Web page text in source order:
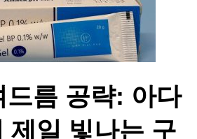
드름 공략: 아다
제일 빛나는 구